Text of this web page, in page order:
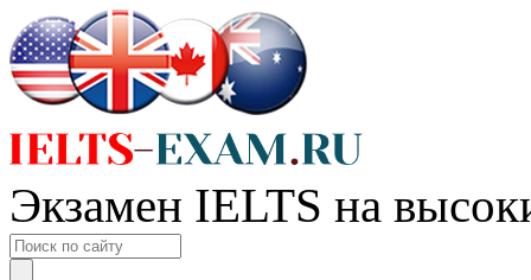
Экзамен IELTS на